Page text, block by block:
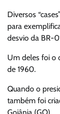
Diversos
para
desvio da BR-
Um deles foi o
de 1960.
Quando o
também foi